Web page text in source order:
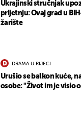
Ukrajinski stručnjak
prijetnju: Ovaj grad u
žarište
DRAMA U RIJECI
Urušio se balkon kuće,
osobe: "Život im je visio